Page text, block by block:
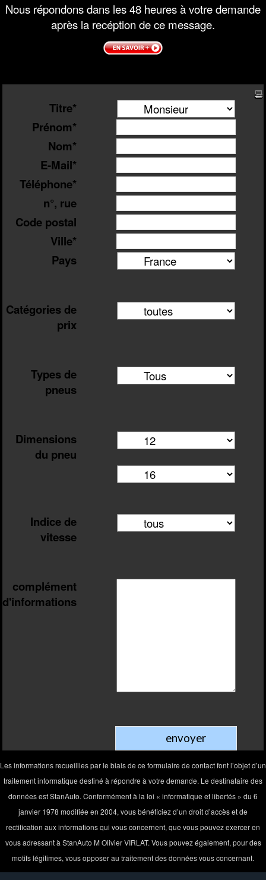
Nous répondons dans les 48 heures à votre demande
après la recéption de ce message.
Titre*
Prénom*
Nom*
E-Mail*
Téléphone*
n°, rue
Code postal
Ville*
Pays
Catégories de
prix
Types de
pneus
Dimensions
du pneu
Indice de
vitesse
complément
d'informations
Les informations recueillies par le biais de ce formulaire de contact font l’objet d’un
traitement informatique destiné à répondre à votre demande. Le destinataire des
données est StanAuto. Conformément à la loi « informatique et libertés » du 6
janvier 1978 modifiée en 2004, vous bénéficiez d’un droit d’accès et de
rectification aux informations qui vous concernent, que vous pouvez exercer en
vous adressant à StanAuto M Olivier VIRLAT. Vous pouvez également, pour des
motifs légitimes, vous opposer au traitement des données vous concernant.